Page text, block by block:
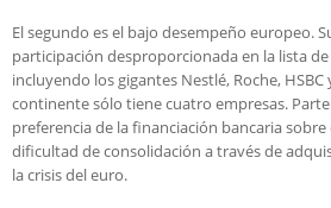
El segundo es el bajo desempeño europeo.
participación desproporcionada en la lista
incluyendo los gigantes Nestlé, Roche,
continente sólo tiene cuatro empresas.
preferencia de la financiación bancaria
dificultad de consolidación a través de
la crisis del euro.